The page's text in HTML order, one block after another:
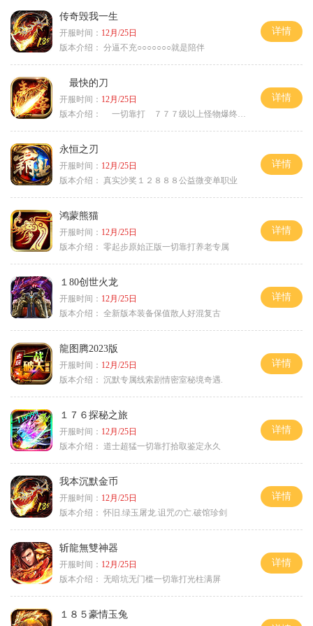
传奇毁我一生
开服时间： 12月/25日
版本介绍： 分逼不充○○○○○○○就是陪伴
详情
最快的刀
开服时间： 12月/25日
版本介绍：
一切靠打 ７７７级以上怪物爆终极
详情
永恒之刃
开服时间： 12月/25日
版本介绍： 真实沙奖１２８８８公益微变单职业
详情
鸿蒙熊猫
开服时间： 12月/25日
版本介绍： 零起步原始正版一切靠打养老专属
详情
１80创世火龙
开服时间： 12月/25日
版本介绍： 全新版本装备保值散人好混复古
详情
龍图腾2023版
开服时间： 12月/25日
版本介绍： 沉默专属线索剧情密室秘境奇遇.
详情
１７６探秘之旅
开服时间： 12月/25日
版本介绍： 道士超猛一切靠打拾取鉴定永久
详情
我本沉默金币
开服时间： 12月/25日
版本介绍： 怀旧.绿玉屠龙.诅咒の亡.破馆珍剑
详情
斩龍無雙神器
开服时间： 12月/25日
版本介绍： 无暗坑无门槛一切靠打光柱满屏
详情
１８５豪情玉兔